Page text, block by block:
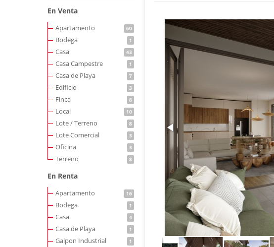
En Venta
Apartamento 60
Bodega 1
Casa 43
Casa Campestre 1
Casa de Playa 7
Edificio 3
Finca 8
Local 10
Lote / Terreno 8
Lote Comercial 3
Oficina 3
Terreno 8
En Renta
Apartamento 16
Bodega 1
Casa 4
Casa de Playa 1
Galpon Industrial 1